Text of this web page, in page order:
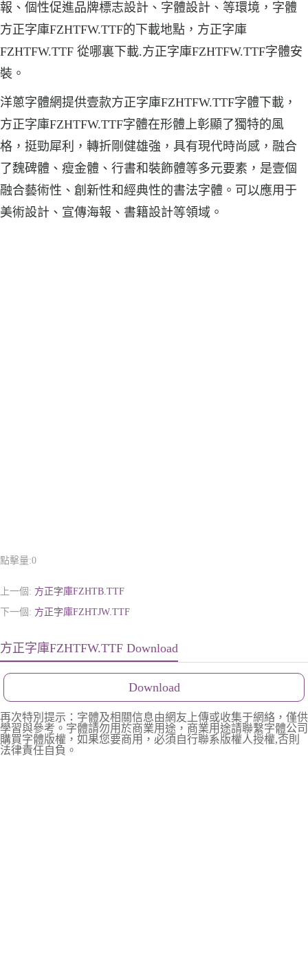
報、個性促進品牌標志設計、字體設計、等環境，字體
方正字庫FZHTFW.TTF的下載地點，方正字庫
FZHTFW.TTF 從哪裏下載.方正字庫FZHTFW.TTF字體安
裝。
洋蔥字體網提供壹款方正字庫FZHTFW.TTF字體下載，
方正字庫FZHTFW.TTF字體在形體上彰顯了獨特的風
格，挺勁犀利，轉折剛健雄強，具有現代時尚感，融合
了魏碑體、瘦金體、行書和裝飾體等多元要素，是壹個
融合藝術性、創新性和經典性的書法字體。可以應用于
美術設計、宣傳海報、書籍設計等領域。
點擊量:0
上一個: 方正字庫FZHTB.TTF
下一個: 方正字庫FZHTJW.TTF
方正字庫FZHTFW.TTF Download
Download
再次特別提示：字體及相關信息由網友上傳或收集于網絡，僅供
學習與參考。字體請勿用於商業用途，商業用途請聯繫字體公司
購買字體版權，如果您要商用，必須自行聯系版權人授權,否則
法律責任自負。